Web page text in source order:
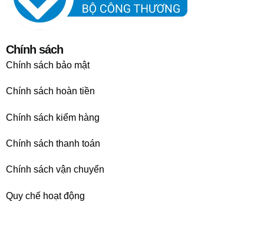
Chính sách
Chính sách bảo mật
Chính sách hoàn tiền
Chính sách kiểm hàng
Chính sách thanh toán
Chính sách vận chuyển
Quy chế hoạt động